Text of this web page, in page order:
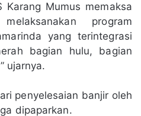
Karang Mumus memaksa
program
yang terintegrasi
bagian hulu, bagian
ujarnya.
penyelesaian banjir oleh
dipaparkan.